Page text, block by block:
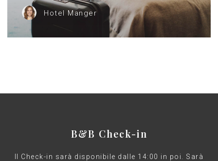
Hotel Manger
B&B Check-in
Il Check-in sarà disponibile dalle 14:00 in poi. Sarà